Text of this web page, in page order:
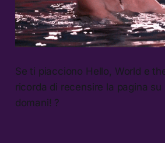
Se ti piacciono Hello, World e
ricorda di recensire la pagina su
domani! ?